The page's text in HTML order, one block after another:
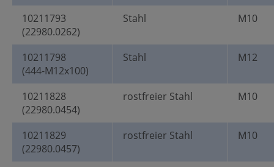
10211793
(22980.0262)
Stahl M10
10211798
(444-M12x100)
Stahl M12
10211828
(22980.0454)
rostfreier Stahl M10
10211829
(22980.0457)
rostfreier Stahl M10